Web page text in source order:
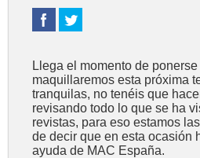
Llega el momento de
maquillaremos esta próxima
tranquilas, no tenéis que
revisando todo lo que se ha
revistas, para eso estamos
de decir que en esta ocasión
ayuda de MAC España.